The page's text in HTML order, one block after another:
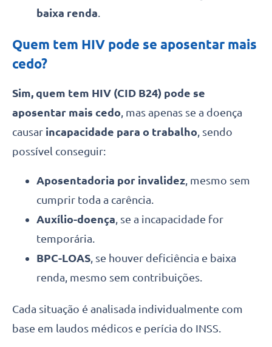
baixa renda
Quem tem HIV pode se aposentar mais
cedo?
Sim, quem tem HIV (CID B24) pode se
aposentar mais cedo , mas apenas se a doença
causar incapacidade para o trabalho , sendo
possível conseguir:
Aposentadoria por invalidez , mesmo sem
cumprir toda a carência.
Auxílio-doença , se a incapacidade for
temporária.
BPC-LOAS , se houver deficiência e baixa
renda, mesmo sem contribuições.
Cada situação é analisada individualmente com
base em laudos médicos e perícia do INSS.